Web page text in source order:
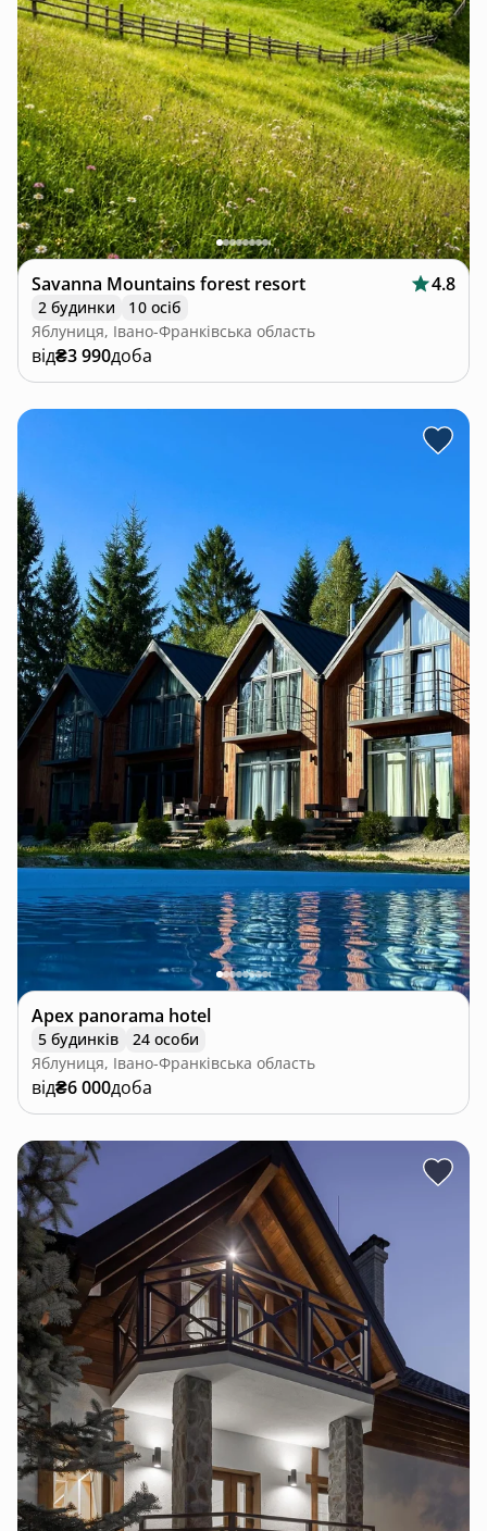
Savanna Mountains forest resort 4.8
2 будинки
10 осіб
Яблуниця, Івано-Франківська область
від₴3 990доба
Apex panorama hotel
5 будинків
24 особи
Яблуниця, Івано-Франківська область
від₴6 000доба